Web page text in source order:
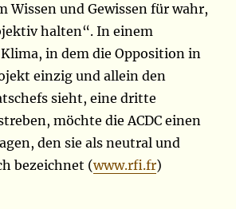
Wissen und Gewissen für wahr,
halten“. In einem
in dem die Opposition in
einzig und allein den
sieht, eine dritte
möchte die ACDC einen
den sie als neutral und
bezeichnet (www.rfi.fr)